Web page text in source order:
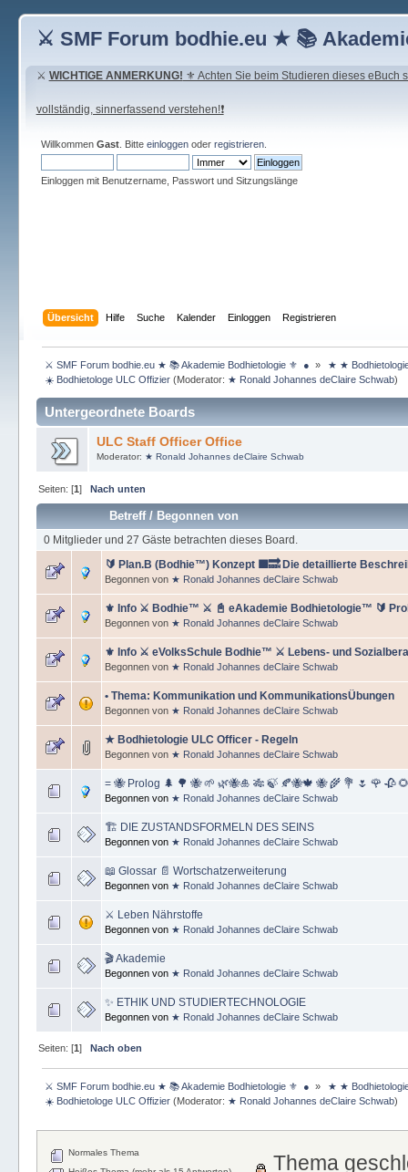
⚔ SMF Forum bodhie.eu ★ 📚
⚔ WICHTIGE ANMERKUNG! ⚜ Achten Sie beim Studieren dieses eBuch
vollständig, sinnerfassend verstehen!❗
Willkommen Gast. Bitte einloggenoder registrieren.
Einloggen mit Benutzername, Passwort und Sitzungslänge
Übersicht Hilfe Suche Kalender Einloggen Registrieren
⚔ SMF Forum bodhie.eu ★ 📚 Akademie Bodhietologie ⚜  ● »
★ ★
☀️ Bodhietologe ULC Offizier(Moderator: ★ Ronald Johannes deClaire Schwab)
Untergeordnete Boards
ULC Staff Officer Office
Moderator: ★ Ronald Johannes deClaire Schwab
Seiten: [1] Nach unten
Betreff/ Begonnen von
0 Mitglieder und 27 Gäste betrachten dieses Board.
🔰 Plan.B (Bodhie™) Konzept 🟪🔜 Die detaillierte
Begonnen von ★ Ronald Johannes deClaire Schwab
⚜ Info ⚔ Bodhie™ ⚔ 📓 eAkademie Bodhietologie™ 🔰
Begonnen von ★ Ronald Johannes deClaire Schwab
⚜ Info ⚔ eVolksSchule Bodhie™ ⚔ Lebens- und
Begonnen von ★ Ronald Johannes deClaire Schwab
• Thema: Kommunikation und KommunikationsÜbungen
Begonnen von ★ Ronald Johannes deClaire Schwab
★ Bodhietologie ULC Officer - Regeln
Begonnen von ★ Ronald Johannes deClaire Schwab
= 🐝 Prolog 🌲 🌳 🐝 🌱 🌿🐝🎍 🎋 🍃 🍂🐝🍁 🐝 🌾 💐 🌷 🌹 🥀
Begonnen von ★ Ronald Johannes deClaire Schwab
🏗 DIE ZUSTANDSFORMELN DES SEINS
Begonnen von ★ Ronald Johannes deClaire Schwab
📖 Glossar 📄 Wortschatzerweiterung
Begonnen von ★ Ronald Johannes deClaire Schwab
⚔ Leben Nährstoffe
Begonnen von ★ Ronald Johannes deClaire Schwab
🎬 Akademie
Begonnen von ★ Ronald Johannes deClaire Schwab
✨ ETHIK UND STUDIERTECHNOLOGIE
Begonnen von ★ Ronald Johannes deClaire Schwab
Seiten: [1] Nach oben
⚔ SMF Forum bodhie.eu ★ 📚 Akademie Bodhietologie ⚜  ● »
★ ★
☀️ Bodhietologe ULC Offizier(Moderator: ★ Ronald Johannes deClaire Schwab)
Normales Thema
Thema